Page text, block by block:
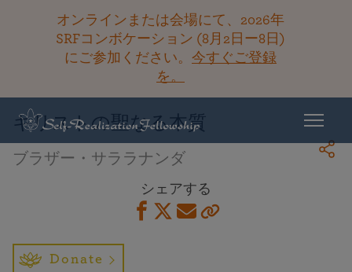
オンラインまたは会場にて、2026年
SRFコンボケーション (8月2日ー8日)
にご参加ください。 今すぐご登録
を。
ライブラリーに戻る
キリストの聖なる本質
ブラザー・サララナンダ
シェアする
Donate